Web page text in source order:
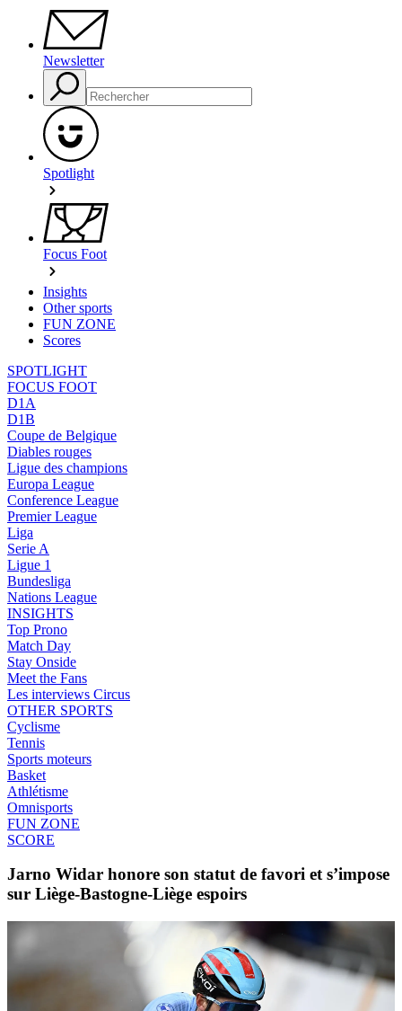
Newsletter
Spotlight
Focus Foot
Insights
Other sports
FUN ZONE
Scores
SPOTLIGHT
FOCUS FOOT
D1A
D1B
Coupe de Belgique
Diables rouges
Ligue des champions
Europa League
Conference League
Premier League
Liga
Serie A
Ligue 1
Bundesliga
Nations League
INSIGHTS
Top Prono
Match Day
Stay Onside
Meet the Fans
Les interviews Circus
OTHER SPORTS
Cyclisme
Tennis
Sports moteurs
Basket
Athlétisme
Omnisports
FUN ZONE
SCORE
Jarno Widar honore son statut de favori et s’impose
sur Liège-Bastogne-Liège espoirs